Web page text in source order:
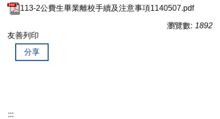
113-2公費生畢業離校手續及注意事項1140507.pdf
瀏覽數: 1892
友善列印
分享
:::